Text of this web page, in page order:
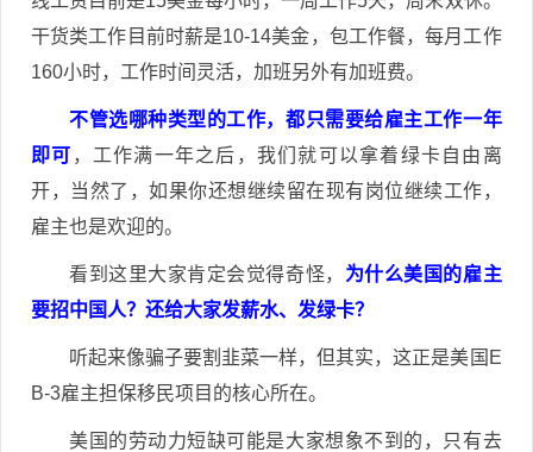
干货类工作目前时薪是10-14美金，包工作餐，每月工作
160小时，工作时间灵活，加班另外有加班费。
不管选哪种类型的工作，都只需要给雇主工作一年
即可 ，工作满一年之后，我们就可以拿着绿卡自由离
开，当然了，如果你还想继续留在现有岗位继续工作，
雇主也是欢迎的。
看到这里大家肯定会觉得奇怪， 为什么美国的雇主
要招中国人？还给大家发薪水、发绿卡？
听起来像骗子要割韭菜一样，但其实，这正是美国E
B-3雇主担保移民项目的核心所在。
美国的劳动力短缺可能是大家想象不到的，只有去